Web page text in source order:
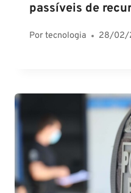
passíveis de
Portecnologia 28/02/